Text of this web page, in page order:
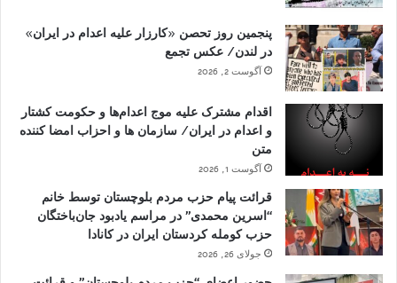
پنجمین روز تحصن «کارزار علیه اعدام در ایران»
در لندن/ عکس تجمع
آگوست 2, 2026
اقدام مشترک علیه موج اعدام‌ها و حکومت کشتار
و اعدام در ایران/ سازمان ها و احزاب امضا کننده
متن
آگوست 1, 2026
قرائت پیام حزب مردم بلوچستان توسط خانم
“اسرین محمدی” در مراسم یادبود جان‌باختگان
حزب کومله کردستان ایران در کانادا
جولای 26, 2026